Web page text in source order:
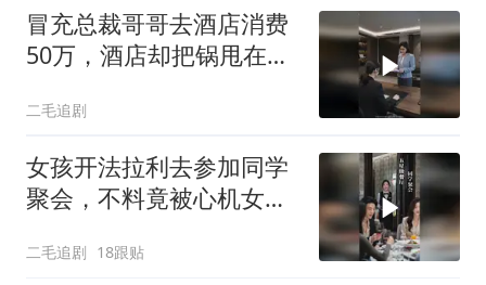
冒充总裁哥哥去酒店消费
50万，酒店却把锅甩在总
二毛追剧
女孩开法拉利去参加同学
聚会，不料竟被心机女冒
二毛追剧 18跟贴